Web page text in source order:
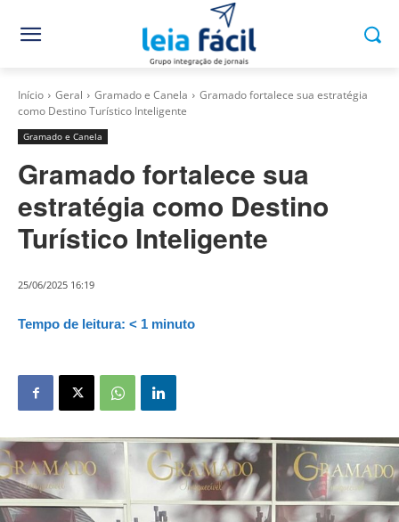
Início Geral Gramado e Canela
Gramado fortalece sua estratégia
como Destino Turístico Inteligente
Gramado e Canela
Gramado fortalece sua
estratégia como Destino
Turístico Inteligente
25/06/2025 16:19
Tempo de leitura: < 1 minuto